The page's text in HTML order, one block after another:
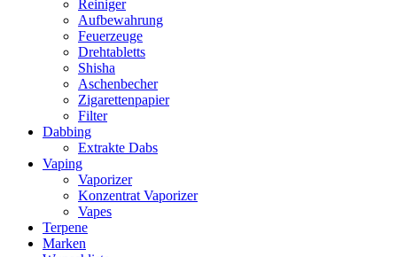
Reiniger
Aufbewahrung
Feuerzeuge
Drehtabletts
Shisha
Aschenbecher
Zigarettenpapier
Filter
Dabbing
Extrakte Dabs
Vaping
Vaporizer
Konzentrat Vaporizer
Vapes
Terpene
Marken